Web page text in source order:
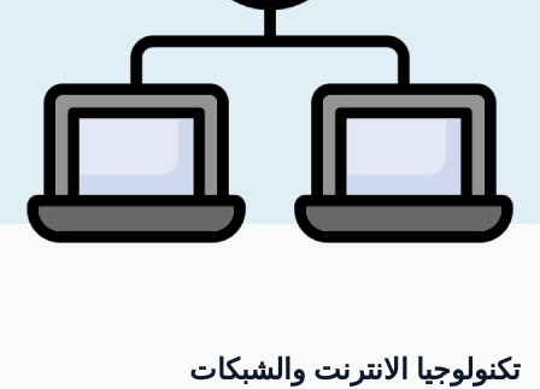
تكنولوجيا الانترنت والشبكات